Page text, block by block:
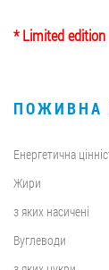
* Limited edition
ПОЖИВНА
Енергетична
Жири
з яких насичені
Вуглеводи